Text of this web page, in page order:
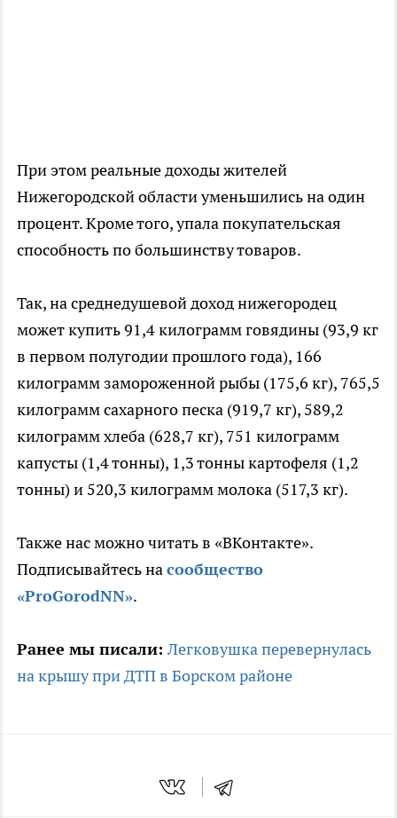
При этом реальные доходы жителей
Нижегородской области уменьшились на один
процент. Кроме того, упала покупательская
способность по большинству товаров.
Так, на среднедушевой доход нижегородец
может купить 91,4 килограмм говядины (93,9 кг
в первом полугодии прошлого года), 166
килограмм замороженной рыбы (175,6 кг), 765,5
килограмм сахарного песка (919,7 кг), 589,2
килограмм хлеба (628,7 кг), 751 килограмм
капусты (1,4 тонны), 1,3 тонны картофеля (1,2
тонны) и 520,3 килограмм молока (517,3 кг).
Также нас можно читать в «ВКонтакте».
Подписывайтесь насообщество
«ProGorodNN».
Ранее мы писали: Легковушка перевернулась
на крышу при ДТП в Борском районе